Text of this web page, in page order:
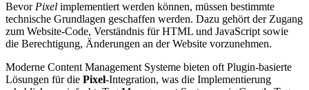
Bevor Pixel implementiert werden können, müssen bestimmte
technische Grundlagen geschaffen werden. Dazu gehört der Zugang
zum Website-Code, Verständnis für HTML und JavaScript sowie
die Berechtigung, Änderungen an der Website vorzunehmen.
Moderne Content Management Systeme bieten oft Plugin-basierte
Lösungen für die Pixel-Integration, was die Implementierung